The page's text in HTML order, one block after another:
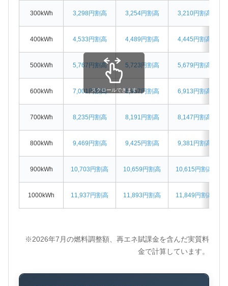
300kWh 3,298円割高 3,254円割高 3,210円割高
400kWh 4,533円割高 4,489円割高 4,445円割高
500kWh 5,767円割高 5,723円割高 5,679円割高
600kWh 7,001円割高 6,957円割高 6,913円割高
700kWh 8,235円割高 8,191円割高 8,147円割高
800kWh 9,469円割高 9,425円割高 9,381円割高
900kWh 10,703円割高 10,659円割高 10,615円割高
1000kWh 11,937円割高 11,893円割高 11,849円割高
スクロールできます
※2026年7月の燃料調整額、再エネ賦課金を含んだ実質料
金で計算しています。